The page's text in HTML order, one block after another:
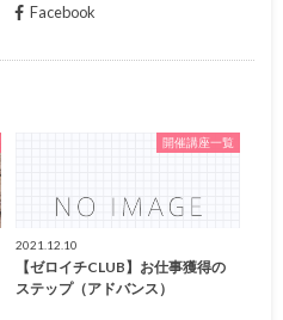
Facebook
開催講座一覧
2021.12.10
【ゼロイチCLUB】お仕事獲得の
ステップ（アドバンス）